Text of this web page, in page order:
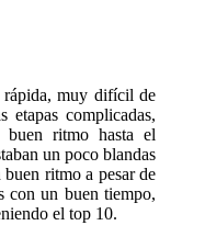
rápida, muy difícil de
etapas complicadas,
buen ritmo hasta el
un poco blandas
ritmo a pesar de
con un buen tiempo,
el top 10.